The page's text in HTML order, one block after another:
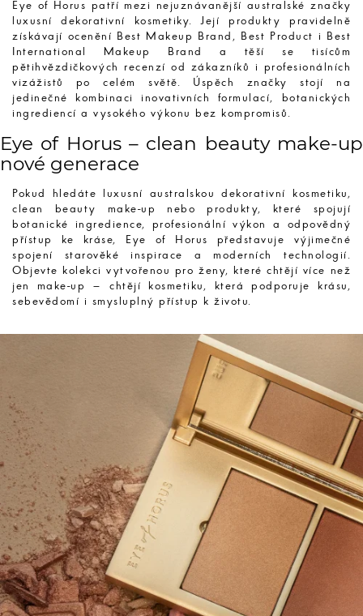
Eye of Horus patří mezi nejuznávanější australské značky
luxusní dekorativní kosmetiky. Její produkty pravidelně
získávají ocenění Best Makeup Brand, Best Product i Best
International Makeup Brand a těší se tisícům
pětihvězdičkových recenzí od zákazníků i profesionálních
vizážistů po celém světě. Úspěch značky stojí na
jedinečné kombinaci inovativních formulací, botanických
ingrediencí a vysokého výkonu bez kompromisů.
Eye of Horus – clean beauty make-up
nové generace
Pokud hledáte luxusní australskou dekorativní kosmetiku,
clean beauty make-up nebo produkty, které spojují
botanické ingredience, profesionální výkon a odpovědný
přístup ke kráse, Eye of Horus představuje výjimečné
spojení starověké inspirace a moderních technologií.
Objevte kolekci vytvořenou pro ženy, které chtějí více než
jen make-up – chtějí kosmetiku, která podporuje krásu,
sebevědomí i smysluplný přístup k životu.